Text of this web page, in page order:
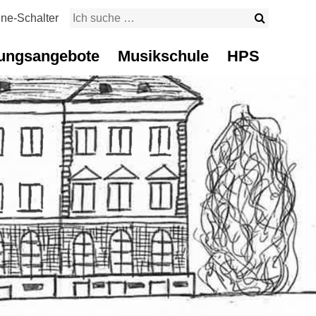
Schalter
Suchbegriff
Musikschule HPS